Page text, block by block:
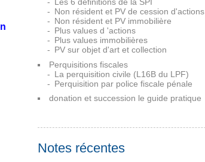
Non résident et PV de cession d'actions
Non résident et PV immobilière
Plus values d 'actions
Plus values immobilières
PV sur objet d'art et collection
Perquisitions fiscales
La perquisition civile (L16B du LPF)
Perquisition par police fiscale pénale
donation et succession le guide pratique
Notes récentes